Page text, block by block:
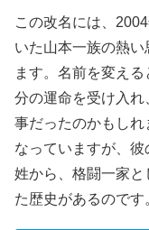
この改名には、
いた山本一族の熱
ます。名前を変え
分の運命を受け入
事だったのかもし
なっていますが、
姓から、格闘一家
た歴史があるのです